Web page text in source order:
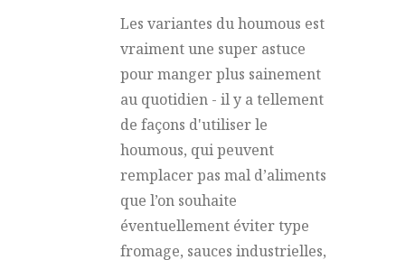
Les variantes du houmous est
vraiment une super astuce
pour manger plus sainement
au quotidien - il y a tellement
de façons d'utiliser le
houmous, qui peuvent
remplacer pas mal d’aliments
que l’on souhaite
éventuellement éviter type
fromage, sauces industrielles,